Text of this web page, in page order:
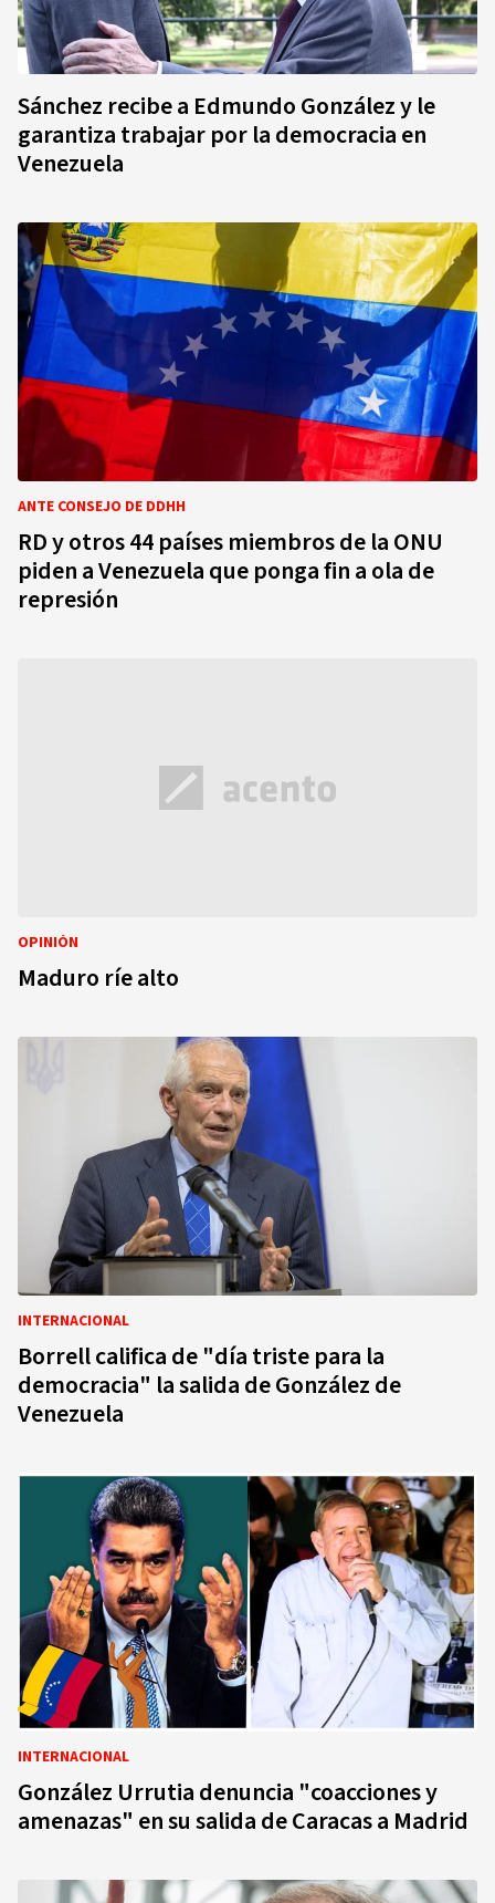
Sánchez recibe a Edmundo González y le
garantiza trabajar por la democracia en
Venezuela
ANTE CONSEJO DE DDHH
RD y otros 44 países miembros de la ONU
piden a Venezuela que ponga fin a ola de
represión
OPINIÓN
Maduro ríe alto
INTERNACIONAL
Borrell califica de "día triste para la
democracia" la salida de González de
Venezuela
INTERNACIONAL
González Urrutia denuncia "coacciones y
amenazas" en su salida de Caracas a Madrid